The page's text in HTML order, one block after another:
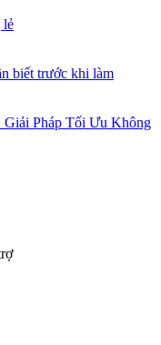
lẻ
biết trước khi làm
Pháp Tối Ưu Không